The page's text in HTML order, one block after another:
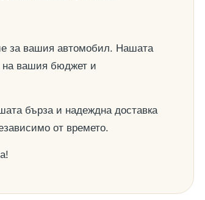
за вашия автомобил. Нашата
на вашия бюджет и
бърза и надеждна доставка
от времето.